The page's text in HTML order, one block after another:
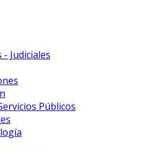
- Judiciales
Públicos